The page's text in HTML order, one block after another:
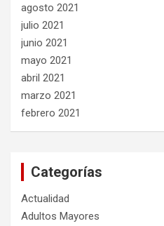
agosto 2021
julio 2021
junio 2021
mayo 2021
abril 2021
marzo 2021
febrero 2021
Categorías
Actualidad
Adultos Mayores